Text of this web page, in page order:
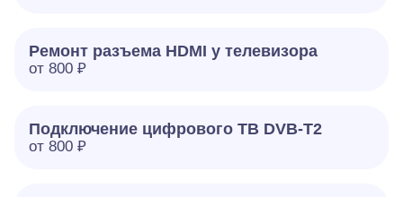
Ремонт разъема HDMI у телевизора
от 800 ₽
Подключение цифрового ТВ DVB-T2
от 800 ₽